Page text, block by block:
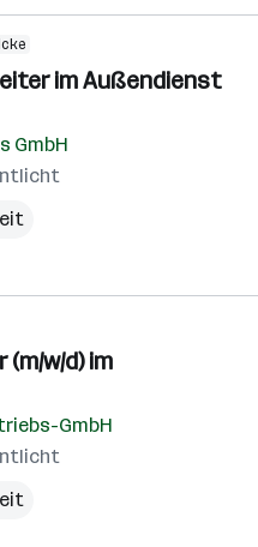
im Außendienst
GmbH
w/d) im
GmbH